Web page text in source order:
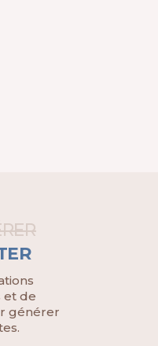
et de
générer